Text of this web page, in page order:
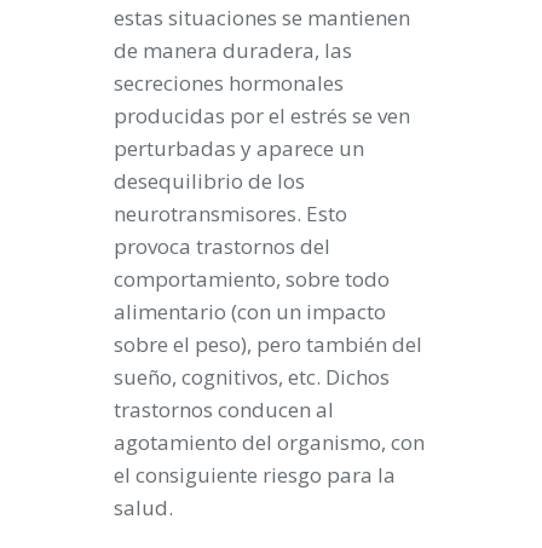
estas situaciones se mantienen
de manera duradera, las
secreciones hormonales
producidas por el estrés se ven
perturbadas y aparece un
desequilibrio de los
neurotransmisores. Esto
provoca trastornos del
comportamiento, sobre todo
alimentario (con un impacto
sobre el peso), pero también del
sueño, cognitivos, etc. Dichos
trastornos conducen al
agotamiento del organismo, con
el consiguiente riesgo para la
salud.